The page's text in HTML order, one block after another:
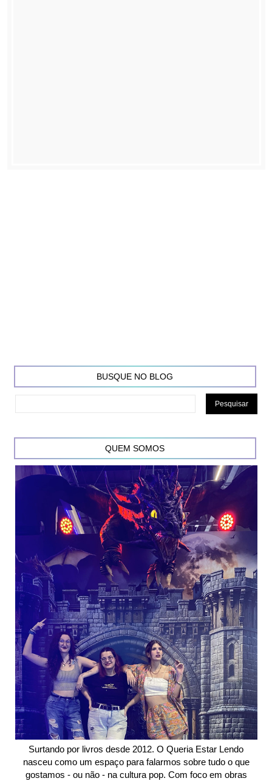
BUSQUE NO BLOG
QUEM SOMOS
Surtando por livros desde 2012. O Queria Estar Lendo
nasceu como um espaço para falarmos sobre tudo o que
gostamos - ou não - na cultura pop. Com foco em obras